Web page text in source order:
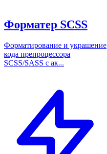
Форматер SCSS
Форматирование и украшение
кода препроцессора
SCSS/SASS с ак...